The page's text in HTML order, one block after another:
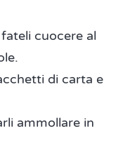
cuocere al
di carta e
ammollare in